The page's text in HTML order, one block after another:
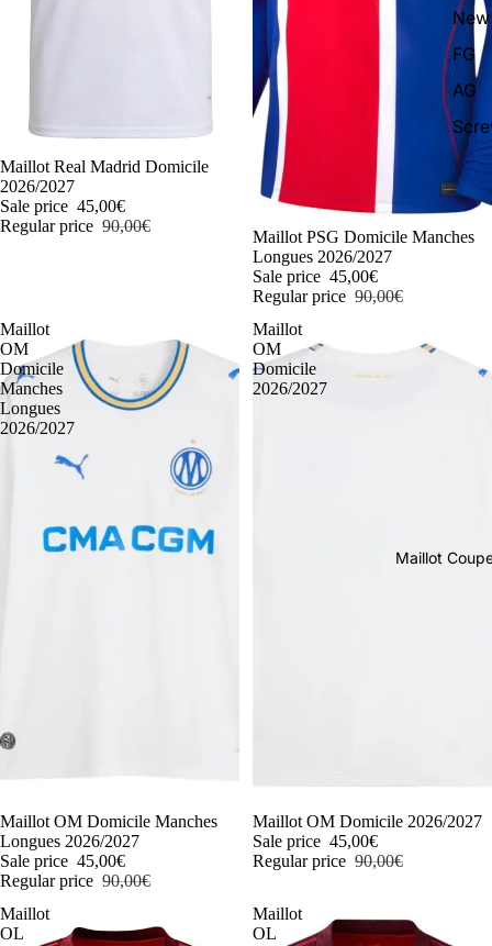
FG
AG
Maillot
-50%
Maillot Real Madrid Domicile
2026/2027
Sale price 45,00€
Regular price 90,00€
-50%
Maillot PSG Domicile Manches
Longues 2026/2027
Sale price 45,00€
Regular price 90,00€
Maillot
OM
Domicile
Manches
Longues
2026/2027
-50%
Maillot OM Domicile Manches
Longues 2026/2027
Sale price 45,00€
Regular price 90,00€
Maillot
OM
Domicile
2026/2027
-50%
Maillot OM Domicile 2026/2027
Sale price 45,00€
Regular price 90,00€
Maillot
OL
Maillot
OL